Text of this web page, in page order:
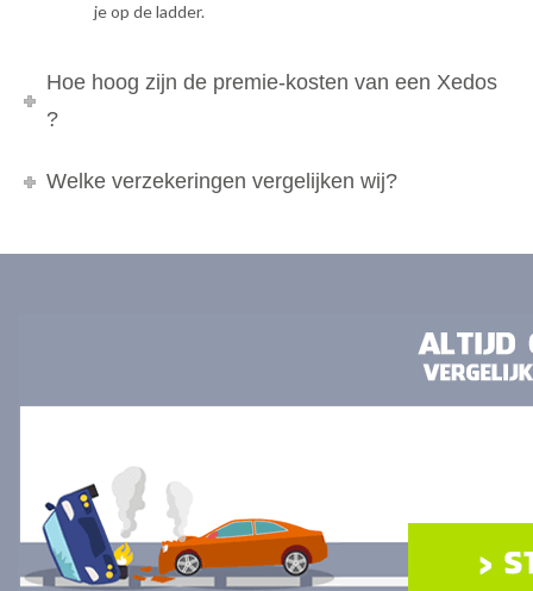
je op de ladder.
Hoe hoog zijn de premie-kosten van een Xedos
?
Welke verzekeringen vergelijken wij?